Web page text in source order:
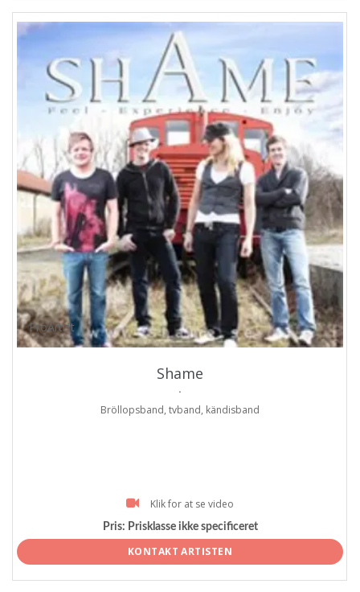
ProArtist
Shame
.
Bröllopsband, tvband, kändisband
Klik for at se video
Pris: Prisklasse ikke specificeret
KONTAKT ARTISTEN